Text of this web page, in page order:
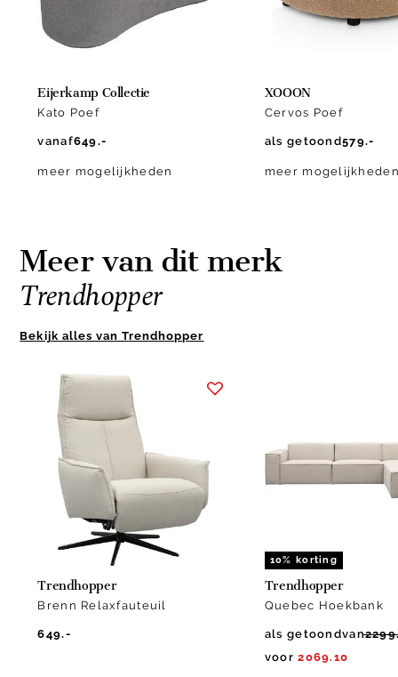
Eijerkamp Collectie
Kato Poef
vanaf649.-
meer mogelijkheden
XOOON
Cervos Poef
als getoond579.-
meer
Meer van dit merk
Trendhopper
Bekijk alles van Trendhopper
Trendhopper
Brenn Relaxfauteuil
649.-
10% korting
Trendhopper
Quebec Hoekbank
als getoondvan
voor 2069.10